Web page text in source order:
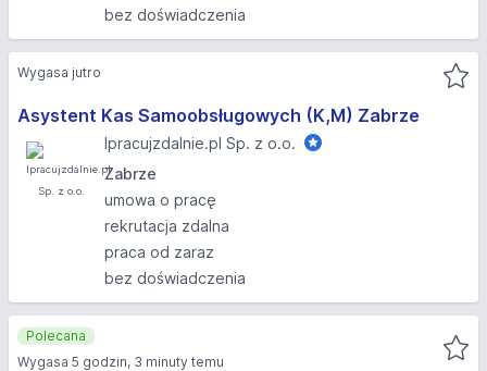
bez doświadczenia
Asystent Kas Samoobsługowych (K,M) Zabrze
Ipracujzdalnie.pl Sp. z o.o.
Zabrze
umowa o pracę
rekrutacja zdalna
praca od zaraz
bez doświadczenia
Wygasa jutro
Polecana
Wygasa 5 godzin, 3 minuty temu